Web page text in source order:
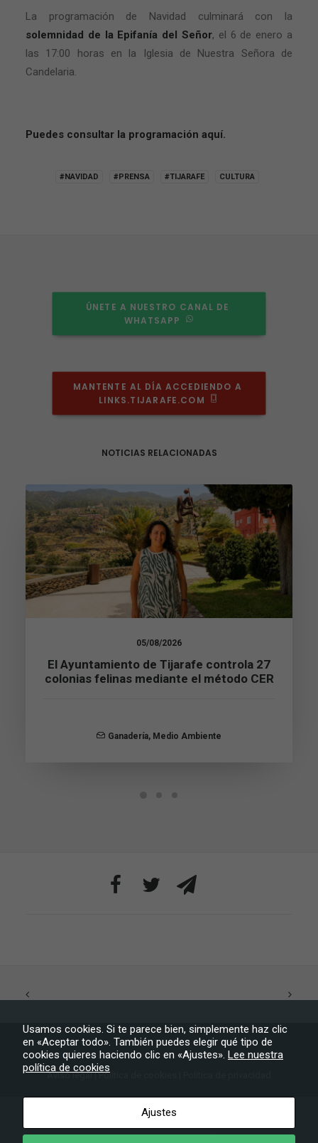
La programación de Navidad culminará con la
solemnidad de la Epifanía del Señor, el 6 de enero a
las 17:00 horas en la Iglesia de Nuestra Señora de
Candelaria.
Puedes consultar la programación aquí.
#NAVIDAD #PRENSA #TIJARAFE CULTURA
ÚNETE A NUESTRO CANAL DE
WHATSAPP
MANTENTE AL DÍA ACCEDIENDO A
LINKS.TIJARAFE.COM
NOTICIAS RELACIONADAS
05/08/2026
El Ayuntamiento de Tijarafe controla 27
colonias felinas mediante el método CER
Ganadería, Medio Ambiente
Aviso legal|Política de cookies
Usamos cookies. Si te parece bien, simplemente haz clic
en «Aceptar todo». También puedes elegir qué tipo de
cookies quieres haciendo clic en «Ajustes». Lee nuestra
política de cookies
Ajustes
opcionales.
Son
necesarias
para que
Estadísticas
funcionalidad
de la web, en
base a cómo
se usa la web.
Experiencia
Para que
nuestra web
funcione lo
mejor posible
durante tu
cookies,
algunas
funcionalidades
ofertas
personalizados.